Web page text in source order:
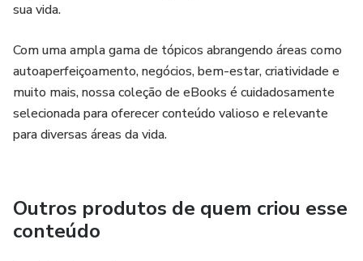
sua vida.
Com uma ampla gama de tópicos abrangendo áreas como
autoaperfeiçoamento, negócios, bem-estar, criatividade e
muito mais, nossa coleção de eBooks é cuidadosamente
selecionada para oferecer conteúdo valioso e relevante
para diversas áreas da vida.
Outros produtos de quem criou esse
conteúdo